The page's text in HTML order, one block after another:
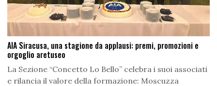
AIA Siracusa, una stagione da applausi: premi, promozioni e
orgoglio aretuseo
La Sezione “Concetto Lo Bello” celebra i suoi associati
e rilancia il valore della formazione: Moscuzza